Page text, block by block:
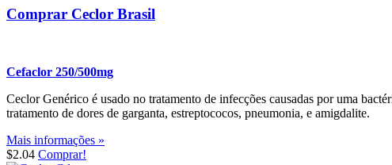
Comprar Ceclor Brasil
Cefaclor 250/500mg
Ceclor Genérico é usado no tratamento de infecções causadas por uma
tratamento de dores de garganta, estreptococos, pneumonia, e amigdalite.
Mais informações »
$2.04 Comprar!